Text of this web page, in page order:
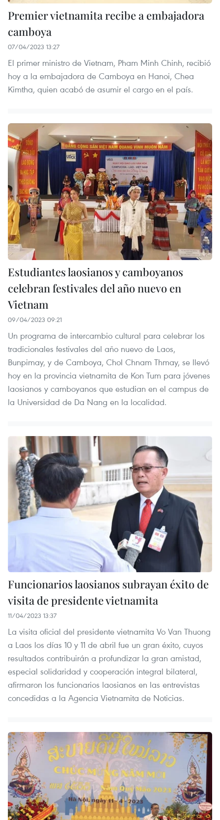
Premier vietnamita recibe a embajadora
camboya
07/04/2023 13:27
El primer ministro de Vietnam, Pham Minh Chinh, recibió
hoy a la embajadora de Camboya en Hanoi, Chea
Kimtha, quien acabó de asumir el cargo en el país.
Estudiantes laosianos y camboyanos
celebran festivales del año nuevo en
Vietnam
09/04/2023 09:21
Un programa de intercambio cultural para celebrar los
tradicionales festivales del año nuevo de Laos,
Bunpimay, y de Camboya, Chol Chnam Thmay, se llevó
hoy en la provincia vietnamita de Kon Tum para jóvenes
laosianos y camboyanos que estudian en el campus de
la Universidad de Da Nang en la localidad.
Funcionarios laosianos subrayan éxito de
visita de presidente vietnamita
11/04/2023 13:37
La visita oficial del presidente vietnamita Vo Van Thuong
a Laos los días 10 y 11 de abril fue un gran éxito, cuyos
resultados contribuirán a profundizar la gran amistad,
especial solidaridad y cooperación integral bilateral,
afirmaron los funcionarios laosianos en las entrevistas
concedidas a la Agencia Vietnamita de Noticias.